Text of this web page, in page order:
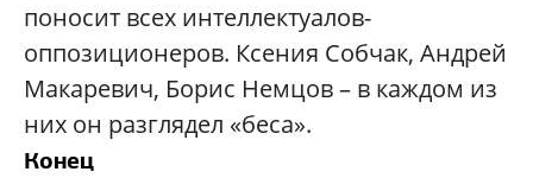
поносит всех интеллектуалов-
оппозиционеров. Ксения Собчак, Андрей
Макаревич, Борис Немцов – в каждом из
них он разглядел «беса».
Конец